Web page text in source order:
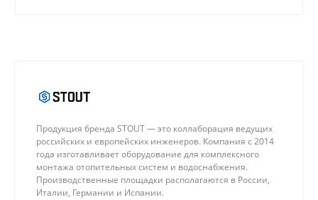
Продукция бренда STOUT — это коллаборация ведущих
российских и европейских инженеров. Компания с 2014
года изготавливает оборудование для комплексного
монтажа отопительных систем и водоснабжения.
Производственные площадки располагаются в России,
Италии, Германии и Испании.